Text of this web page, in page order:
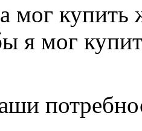
мог купить
я мог